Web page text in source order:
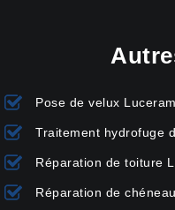
Pose de velux
Traitement hydrofuge
Réparation de toiture
Réparation de